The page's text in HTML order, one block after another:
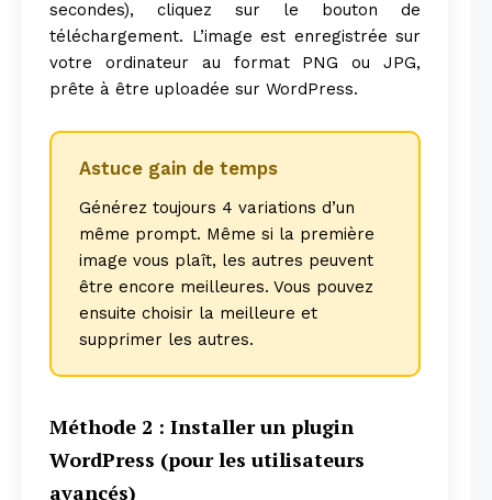
secondes), cliquez sur le bouton de
téléchargement. L’image est enregistrée sur
votre ordinateur au format PNG ou JPG,
prête à être uploadée sur WordPress.
Astuce gain de temps
Générez toujours 4 variations d’un
même prompt. Même si la première
image vous plaît, les autres peuvent
être encore meilleures. Vous pouvez
ensuite choisir la meilleure et
supprimer les autres.
Méthode 2 : Installer un plugin
WordPress (pour les utilisateurs
avancés)